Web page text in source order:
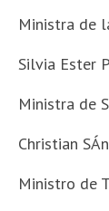
Ministra de
Silvia Ester
Ministra de
Christian
Ministro de